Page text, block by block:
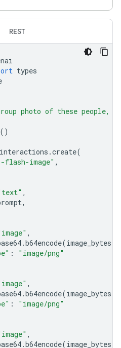
REST
types
photo of these people,
()
interactions .create(
flash-image" ,
,
,
,
.b64encode(image_bytes
:
"image/png"
,
.b64encode(image_bytes
:
"image/png"
,
.b64encode(image_bytes